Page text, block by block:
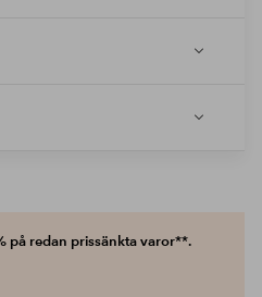
på redan prissänkta varor**.